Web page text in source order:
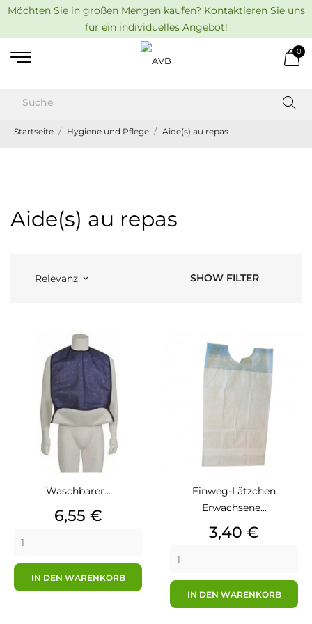
Möchten Sie in großen Mengen kaufen? Kontaktieren Sie uns
für ein individuelles Angebot!
0
Startseite Hygiene und Pflege Aide(s) au repas
Aide(s) au repas
Relevanz keyboard_arrow_down SHOW FILTER
Waschbarer...
Preis
6,55 €
IN DEN WARENKORB
Einweg-Lätzchen
Erwachsene...
Preis
3,40 €
IN DEN WARENKORB